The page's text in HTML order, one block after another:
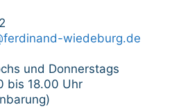
wiedeburg.de
und Donnerstags
bis 18.00 Uhr